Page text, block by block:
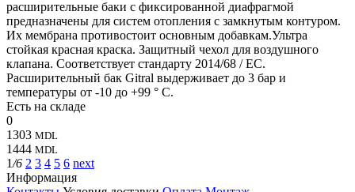
расширительные баки с фиксированной диафрагмой
предназначены для систем отопления с замкнутым контуром.
Их мембрана противостоит основным добавкам.Ультра
стойкая красная краска. Защитный чехол для воздушного
клапана. Соответствует стандарту 2014/68 / ЕС.
Расширительный бак Gitral выдерживает до 3 бар и
температуры от -10 до +99 ° C.
Есть на складе
0
1303 MDL
1444 MDL
1/6 2 3 4 5 6 next
Информация